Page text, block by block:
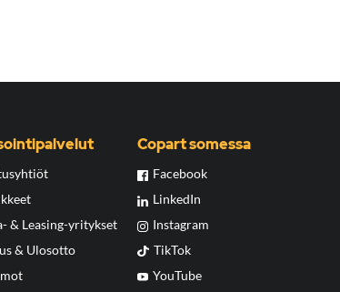
& Leasing-yritykset
& Ulosotto
Copart somessa
Facebook
LinkedIn
Instagram
TikTok
YouTube